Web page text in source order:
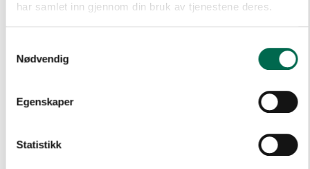
har samlet inn gjennom din bruk av tjenestene deres.
Nødvendig
Egenskaper
Statistikk